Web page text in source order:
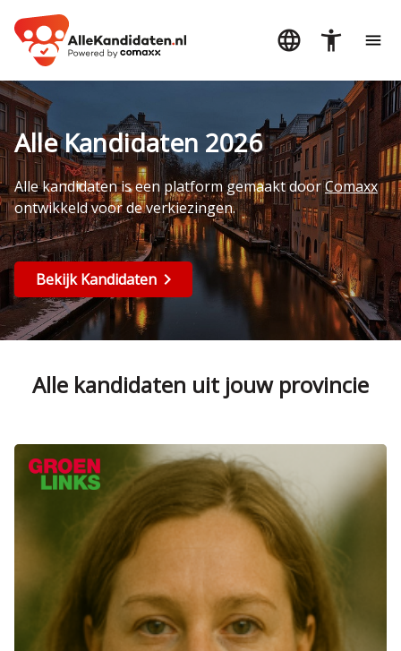
Alle Kandidaten 2026
Alle kandidaten is een platform gemaakt doorComaxx
ontwikkeld voor de verkiezingen.
Bekijk Kandidaten
Alle kandidaten uit jouw provincie